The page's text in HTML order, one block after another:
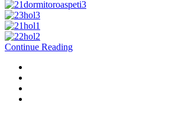
Continue Reading